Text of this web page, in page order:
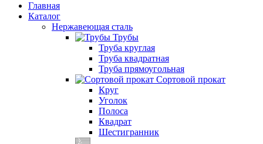
Главная
Каталог
Нержавеющая сталь
Трубы
Труба круглая
Труба квадратная
Труба прямоугольная
Сортовой прокат
Круг
Уголок
Полоса
Квадрат
Шестигранник